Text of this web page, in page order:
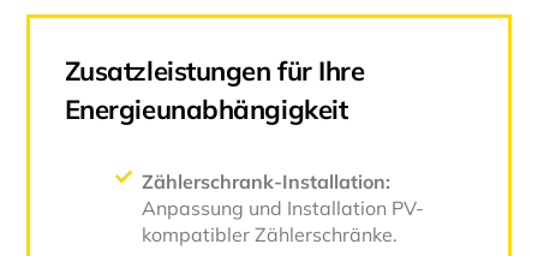
Zusatzleistungen für Ihre
Energieunabhängigkeit
Zählerschrank-Installation:
Anpassung und Installation PV-
kompatibler Zählerschränke.